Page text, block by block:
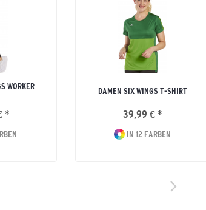
WORKER
*
DAMEN SIX WINGS T-SHIRT
39,99 € *
IN 12 FARBEN